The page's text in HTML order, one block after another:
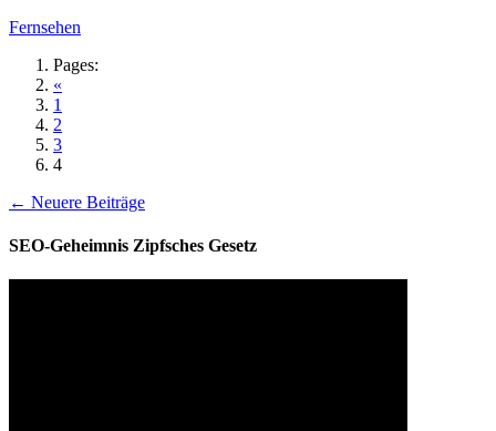
Kategorien
Fernsehen
Pages:
«
1
2
3
4
← Neuere Beiträge
SEO-Geheimnis Zipfsches Gesetz